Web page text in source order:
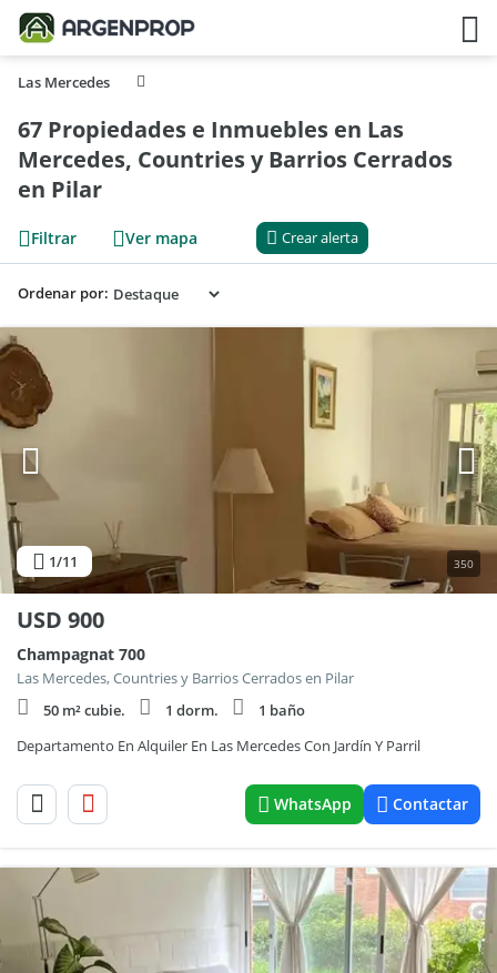
Las Mercedes
67 Propiedades e Inmuebles en Las
Mercedes, Countries y Barrios Cerrados
en Pilar
Filtrar Ver mapa Crear alerta
Ordenar por:
1/11 350
USD 900
Champagnat 700
Las Mercedes, Countries y Barrios Cerrados en Pilar
50 m² cubie.
1 dorm.
1 baño
Departamento En Alquiler En Las Mercedes Con Jardín Y Parril
WhatsApp Contactar